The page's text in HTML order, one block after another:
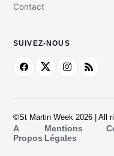
Contact
SUIVEZ-NOUS
©St Martin Week 2026 | All
A
Propos
Mentions
Légales